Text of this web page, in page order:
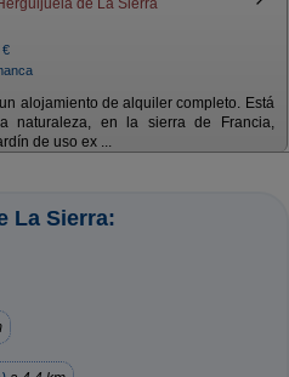
de La Sierra
€
alojamiento de alquiler completo. Está
naturaleza, en la sierra de Francia,
de uso ex ...
La Sierra: